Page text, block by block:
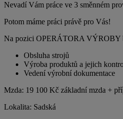
Nevadí Vám práce ve 3 směnném
Potom máme práci právě pro Vás!
Na pozici OPERÁTORA VÝROBY
Obsluha strojů
Výroba produktů a jejich
Vedení výrobní dokumentace
Mzda: 19 100 Kč základní mzda +
Lokalita: Sadská